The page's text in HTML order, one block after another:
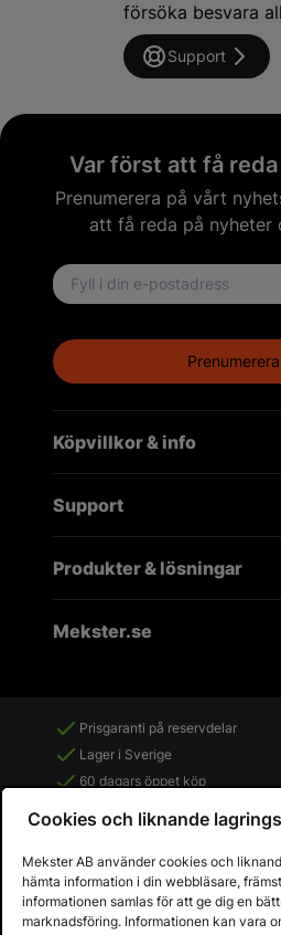
försöka besvara
Support
Var först att få
Prenumerera på vårt
att få reda på nyheter
Email address
Prenumerera
Köpvillkor & info
Support
Produkter & lösningar
Mekster.se
Prisgaranti på reservdelar
Lager i Sverige
60 dagars öppet köp
Fria returer
Cookies och liknande
Mekster AB använder cookies och
hämta information i din webbläsare,
informationen samlas för att ge dig en
marknadsföring. Informationen kan vara